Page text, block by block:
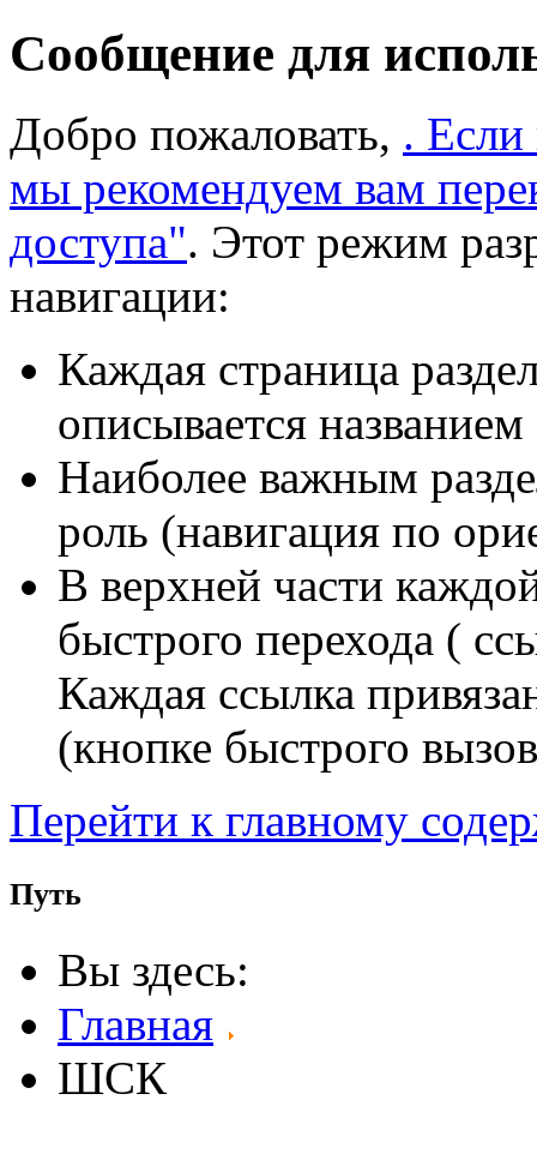
Сообщение для
Добро пожаловать, . Если
мы рекомендуем вам
доступа". Этот режим
навигации:
Каждая страница
описывается
Наиболее важным
роль (навигация по
В верхней части
быстрого перехода (
Каждая ссылка
(кнопке быстрого
Перейти к главному
Путь
Вы здесь:
Главная
ШСК